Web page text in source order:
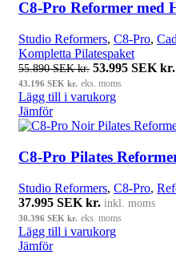
C8-Pro Reformer med
Studio Reformers, C8-Pro,
Kompletta Pilatespaket
55.890SEK kr. Det
53.995 SEK kr.
43.196 SEK kr. eks. moms
Lägg till i varukorg
Jämför
C8-Pro Pilates
Studio Reformers, C8-Pro,
37.995 SEK kr. inkl. moms
30.396 SEK kr. eks. moms
Lägg till i varukorg
Jämför